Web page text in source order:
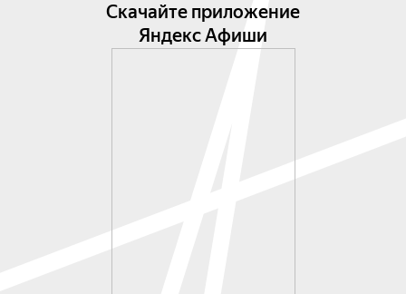
Скачайте приложение
Яндекс Афиши